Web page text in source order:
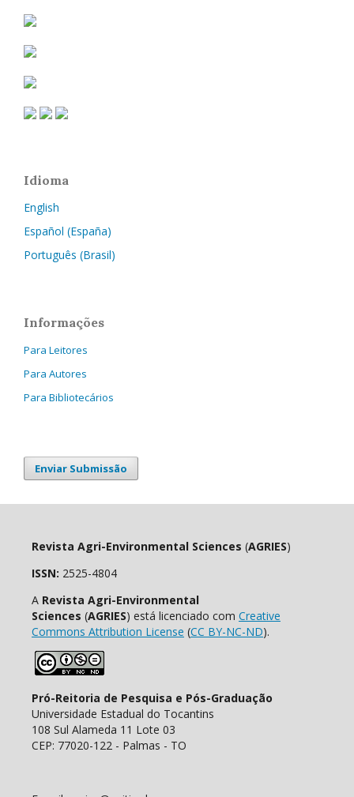
Idioma
English
Español (España)
Português (Brasil)
Informações
Para Leitores
Para Autores
Para Bibliotecários
Enviar Submissão
Revista Agri-Environmental Sciences (AGRIES)
ISSN: 2525-4804
A Revista Agri-Environmental
Sciences (AGRIES) está licenciado com Creative
Commons Attribution License (CC BY-NC-ND).
Pró-Reitoria de Pesquisa e Pós-Graduação
Universidade Estadual do Tocantins
108 Sul Alameda 11 Lote 03
CEP: 77020-122 - Palmas - TO